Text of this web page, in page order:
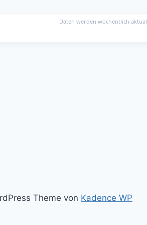
Daten werden wöchentlich
Theme von Kadence WP